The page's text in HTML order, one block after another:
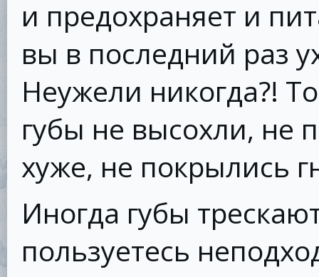
и предохраняет и
вы в последний раз
Неужели никогда?!
губы не высохли, не
хуже, не покрылись
Иногда губы
пользуетесь